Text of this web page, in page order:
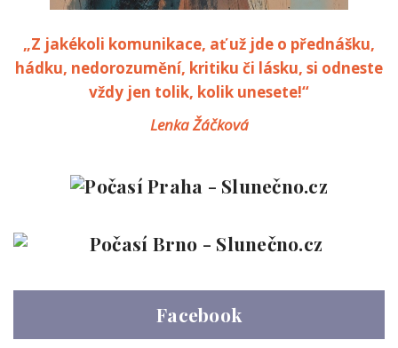
„Z jakékoli komunikace, ať už jde o přednášku,
hádku, nedorozumění, kritiku či lásku, si odneste
vždy jen tolik, kolik unesete!“
Lenka Žáčková
Facebook